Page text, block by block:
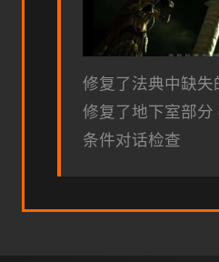
修复了法典中缺失
修复了地下室部分
条件对话检查